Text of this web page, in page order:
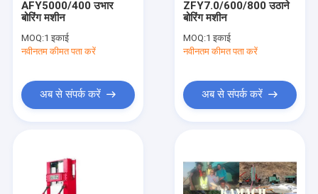
AFY5000/400 उभार
बोरिंग मशीन
MOQ:1 इकाई
नवीनतम कीमत पता करें
अब से संपर्क करें
ZFY7.0/600/800 उठाने
बोरिंग मशीन
MOQ:1 इकाई
नवीनतम कीमत पता करें
अब से संपर्क करें